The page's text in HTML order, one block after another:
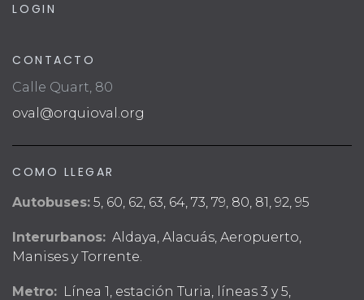
LOGIN
CONTACTO
Calle Quart, 80
oval@orquioval.org
COMO LLEGAR
Autobuses: 5, 60, 62, 63, 64, 73, 79, 80, 81, 92, 95
Interurbanos: Aldaya, Alacuás, Aeropuerto,
Manises y Torrente.
Metro: Línea 1, estación Turia, líneas 3 y 5,